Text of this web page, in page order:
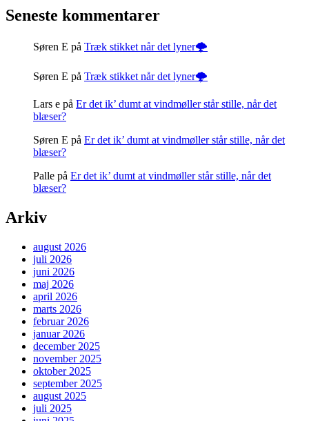
Seneste kommentarer
Søren E på Træk stikket når det lyner🌩️
Søren E på Træk stikket når det lyner🌩️
Lars e på Er det ik’ dumt at vindmøller står stille, når det
blæser?
Søren E på Er det ik’ dumt at vindmøller står stille, når det
blæser?
Palle på Er det ik’ dumt at vindmøller står stille, når det
blæser?
Arkiv
august 2026
juli 2026
juni 2026
maj 2026
april 2026
marts 2026
februar 2026
januar 2026
december 2025
november 2025
oktober 2025
september 2025
august 2025
juli 2025